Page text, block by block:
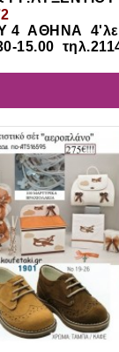
4 ΑΘΗΝΑ
15.00